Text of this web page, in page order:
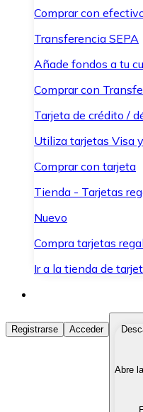
Comprar con
Transferencia SEPA
Añade fondos a tu
Comprar con
Tarjeta de crédito /
Utiliza tarjetas Visa
Comprar con tarjeta
Tienda - Tarjetas
Nuevo
Compra tarjetas
Ir a la tienda de
Comprar
Compra
Vende tus
Registrarse Acceder
Abre